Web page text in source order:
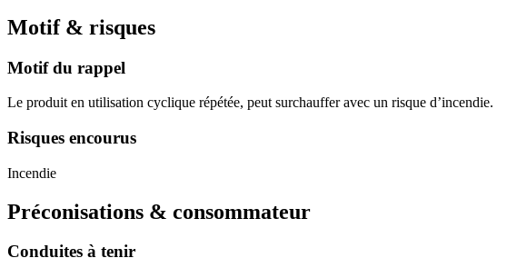
Motif & risques
Motif du rappel
Le produit en utilisation cyclique répétée, peut surchauffer avec un risque d’incendie.
Risques encourus
Incendie
Préconisations & consommateur
Conduites à tenir